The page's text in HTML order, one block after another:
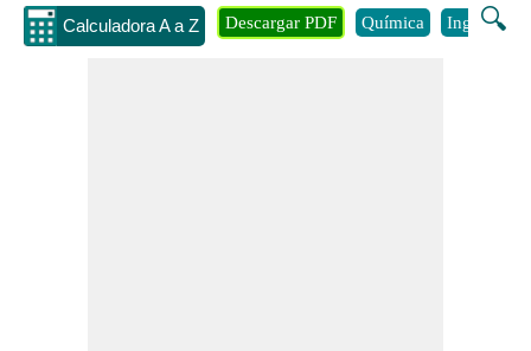
Calculadora A a Z 🔍
Descargar PDF Química Ingenieria